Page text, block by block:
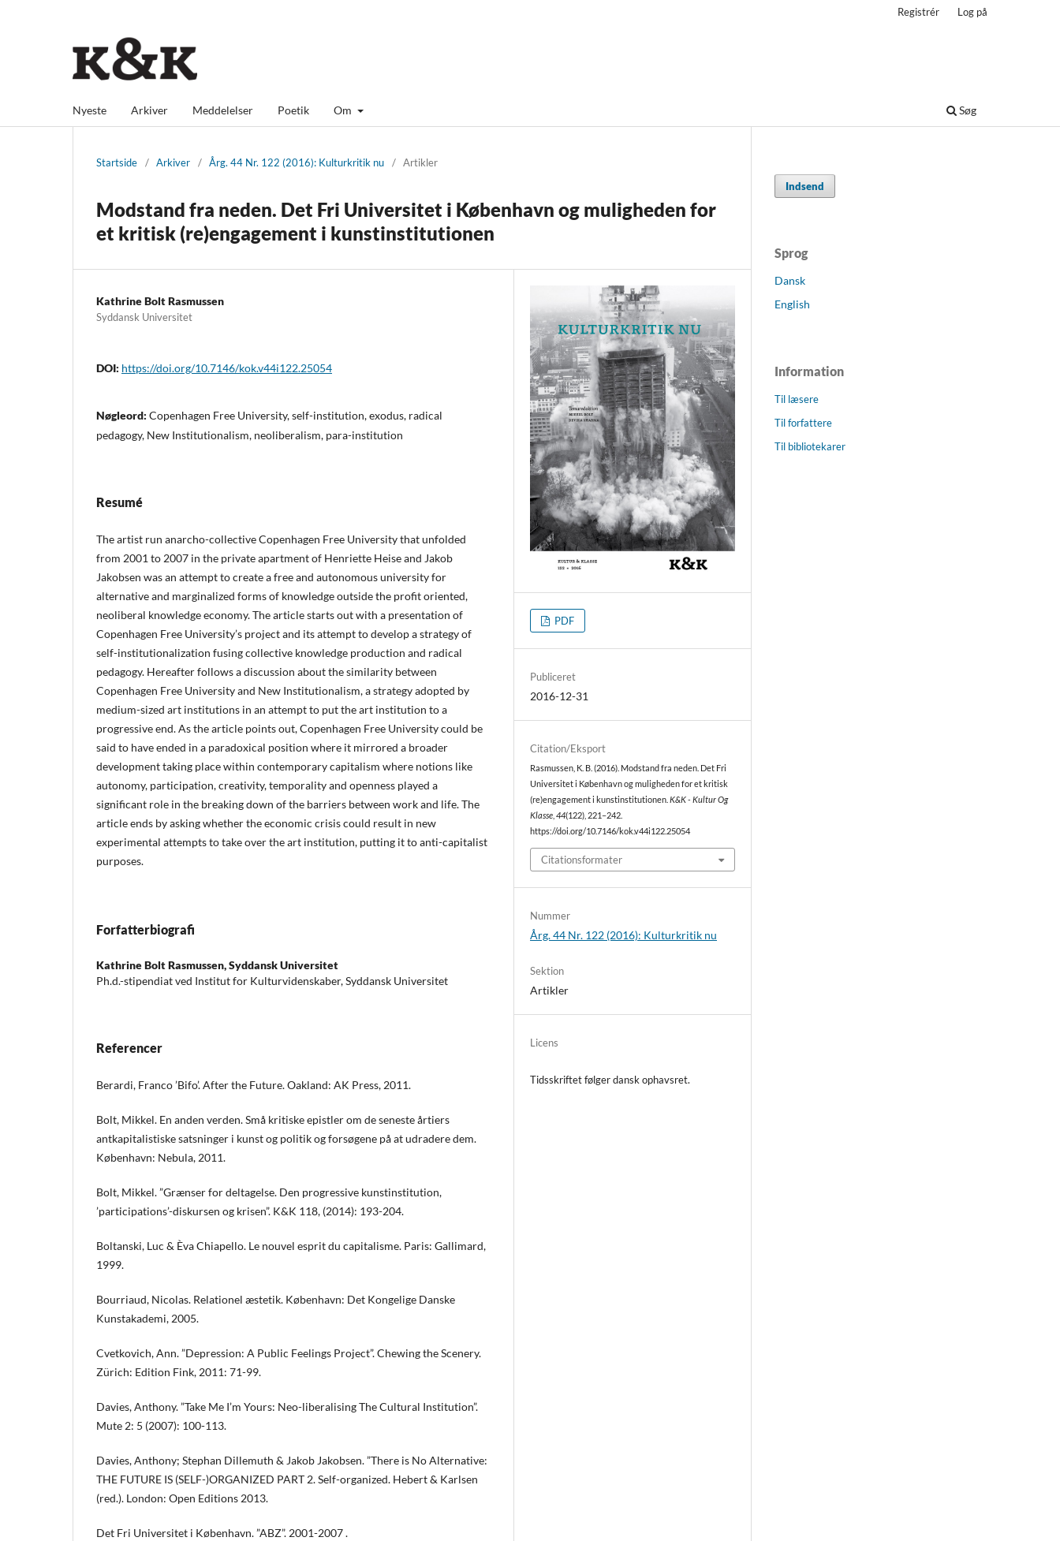
Nyeste Arkiver Meddelelser Poetik Om Søg
Registrér Log på
Startside / Arkiver / Årg. 44 Nr. 122 (2016): Kulturkritik nu / Artikler
Modstand fra neden. Det Fri Universitet i København og muligheden for
et kritisk (re)engagement i kunstinstitutionen
Kathrine Bolt Rasmussen
Syddansk Universitet
DOI: https://doi.org/10.7146/kok.v44i122.25054
Nøgleord: Copenhagen Free University, self-institution, exodus, radical
pedagogy, New Institutionalism, neoliberalism, para-institution
Resumé
The artist run anarcho-collective Copenhagen Free University that unfolded
from 2001 to 2007 in the private apartment of Henriette Heise and Jakob
Jakobsen was an attempt to create a free and autonomous university for
alternative and marginalized forms of knowledge outside the profit oriented,
neoliberal knowledge economy. The article starts out with a presentation of
Copenhagen Free University’s project and its attempt to develop a strategy of
self-institutionalization fusing collective knowledge production and radical
pedagogy. Hereafter follows a discussion about the similarity between
Copenhagen Free University and New Institutionalism, a strategy adopted by
medium-sized art institutions in an attempt to put the art institution to a
progressive end. As the article points out, Copenhagen Free University could be
said to have ended in a paradoxical position where it mirrored a broader
development taking place within contemporary capitalism where notions like
autonomy, participation, creativity, temporality and openness played a
significant role in the breaking down of the barriers between work and life. The
article ends by asking whether the economic crisis could result in new
experimental attempts to take over the art institution, putting it to anti-capitalist
purposes.
Forfatterbiografi
Kathrine Bolt Rasmussen,Syddansk Universitet
Ph.d.-stipendiat ved Institut for Kulturvidenskaber, Syddansk Universitet
Referencer
Berardi, Franco ’Bifo’. After the Future. Oakland: AK Press, 2011.
Bolt, Mikkel. En anden verden. Små kritiske epistler om de seneste årtiers
antkapitalistiske satsninger i kunst og politik og forsøgene på at udradere dem.
København: Nebula, 2011.
Bolt, Mikkel. ”Grænser for deltagelse. Den progressive kunstinstitution,
’participations’-diskursen og krisen”. K&K 118, (2014): 193-204.
Boltanski, Luc & Èva Chiapello. Le nouvel esprit du capitalisme. Paris: Gallimard,
1999.
Bourriaud, Nicolas. Relationel æstetik. København: Det Kongelige Danske
Kunstakademi, 2005.
Cvetkovich, Ann. ”Depression: A Public Feelings Project”. Chewing the Scenery.
Zürich: Edition Fink, 2011: 71-99.
Davies, Anthony. ”Take Me I’m Yours: Neo-liberalising The Cultural Institution”.
Mute 2: 5 (2007): 100-113.
Davies, Anthony; Stephan Dillemuth & Jakob Jakobsen. ”There is No Alternative:
THE FUTURE IS (SELF-)ORGANIZED PART 2. Self-organized. Hebert & Karlsen
(red.). London: Open Editions 2013.
Det Fri Universitet i København. ”ABZ”. 2001-2007 .
PDF
Publiceret
2016-12-31
Citation/Eksport
Rasmussen, K. B. (2016). Modstand fra neden. Det Fri
Universitet i København og muligheden for et kritisk
(re)engagement i kunstinstitutionen.K&K - Kultur Og
Klasse,44(122), 221–242.
https://doi.org/10.7146/kok.v44i122.25054
Citationsformater
Nummer
Årg. 44 Nr. 122 (2016): Kulturkritik nu
Sektion
Artikler
Licens
Tidsskriftet følger dansk ophavsret.
Indsend
Sprog
Dansk
English
Information
Til læsere
Til forfattere
Til bibliotekarer